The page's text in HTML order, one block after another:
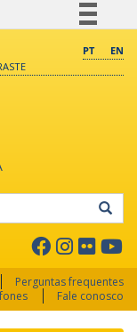
BR
PT
EN
Perguntas frequentes
Fale conosco